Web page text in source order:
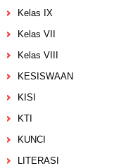
Kelas IX
Kelas VII
Kelas VIII
KESISWAAN
KISI
KTI
KUNCI
LITERASI